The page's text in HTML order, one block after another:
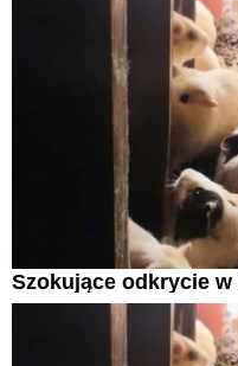
Szokujące odkrycie w